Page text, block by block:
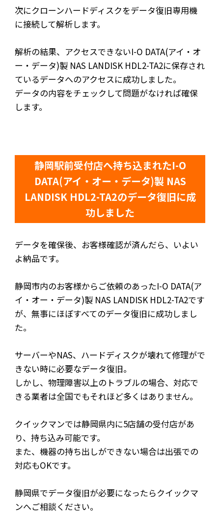
次にクローンハードディスクをデータ復旧専用機
に接続して解析します。
解析の結果、アクセスできないI-O DATA(アイ・オ
ー・データ)製 NAS LANDISK HDL2-TA2に保存され
ているデータへのアクセスに成功しました。
データの内容をチェックして問題がなければ確保
します。
静岡駅前受付店へ持ち込まれたI-O
DATA(アイ・オー・データ)製 NAS
LANDISK HDL2-TA2のデータ復旧に成
功しました
データを確保後、お客様確認が済んだら、いよい
よ納品です。
静岡市内のお客様からご依頼のあったI-O DATA(ア
イ・オー・データ)製 NAS LANDISK HDL2-TA2です
が、無事にほぼすべてのデータ復旧に成功しまし
た。
サーバーやNAS、ハードディスクが壊れて修理がで
きない時に必要なデータ復旧。
しかし、物理障害以上のトラブルの場合、対応で
きる業者は全国でもそれほど多くはありません。
クイックマンでは静岡県内に5店舗の受付店があ
り、持ち込み可能です。
また、機器の持ち出しができない場合は出張での
対応もOKです。
静岡県でデータ復旧が必要になったらクイックマ
ンへご相談ください。